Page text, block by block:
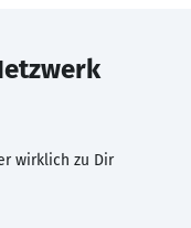
wirklich zu Dir